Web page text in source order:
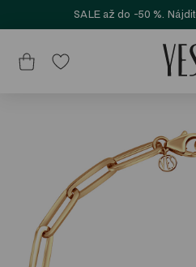
SALE až do -50 %.